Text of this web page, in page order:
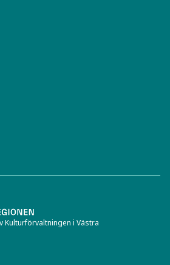
Kulturförvaltningen i Västra